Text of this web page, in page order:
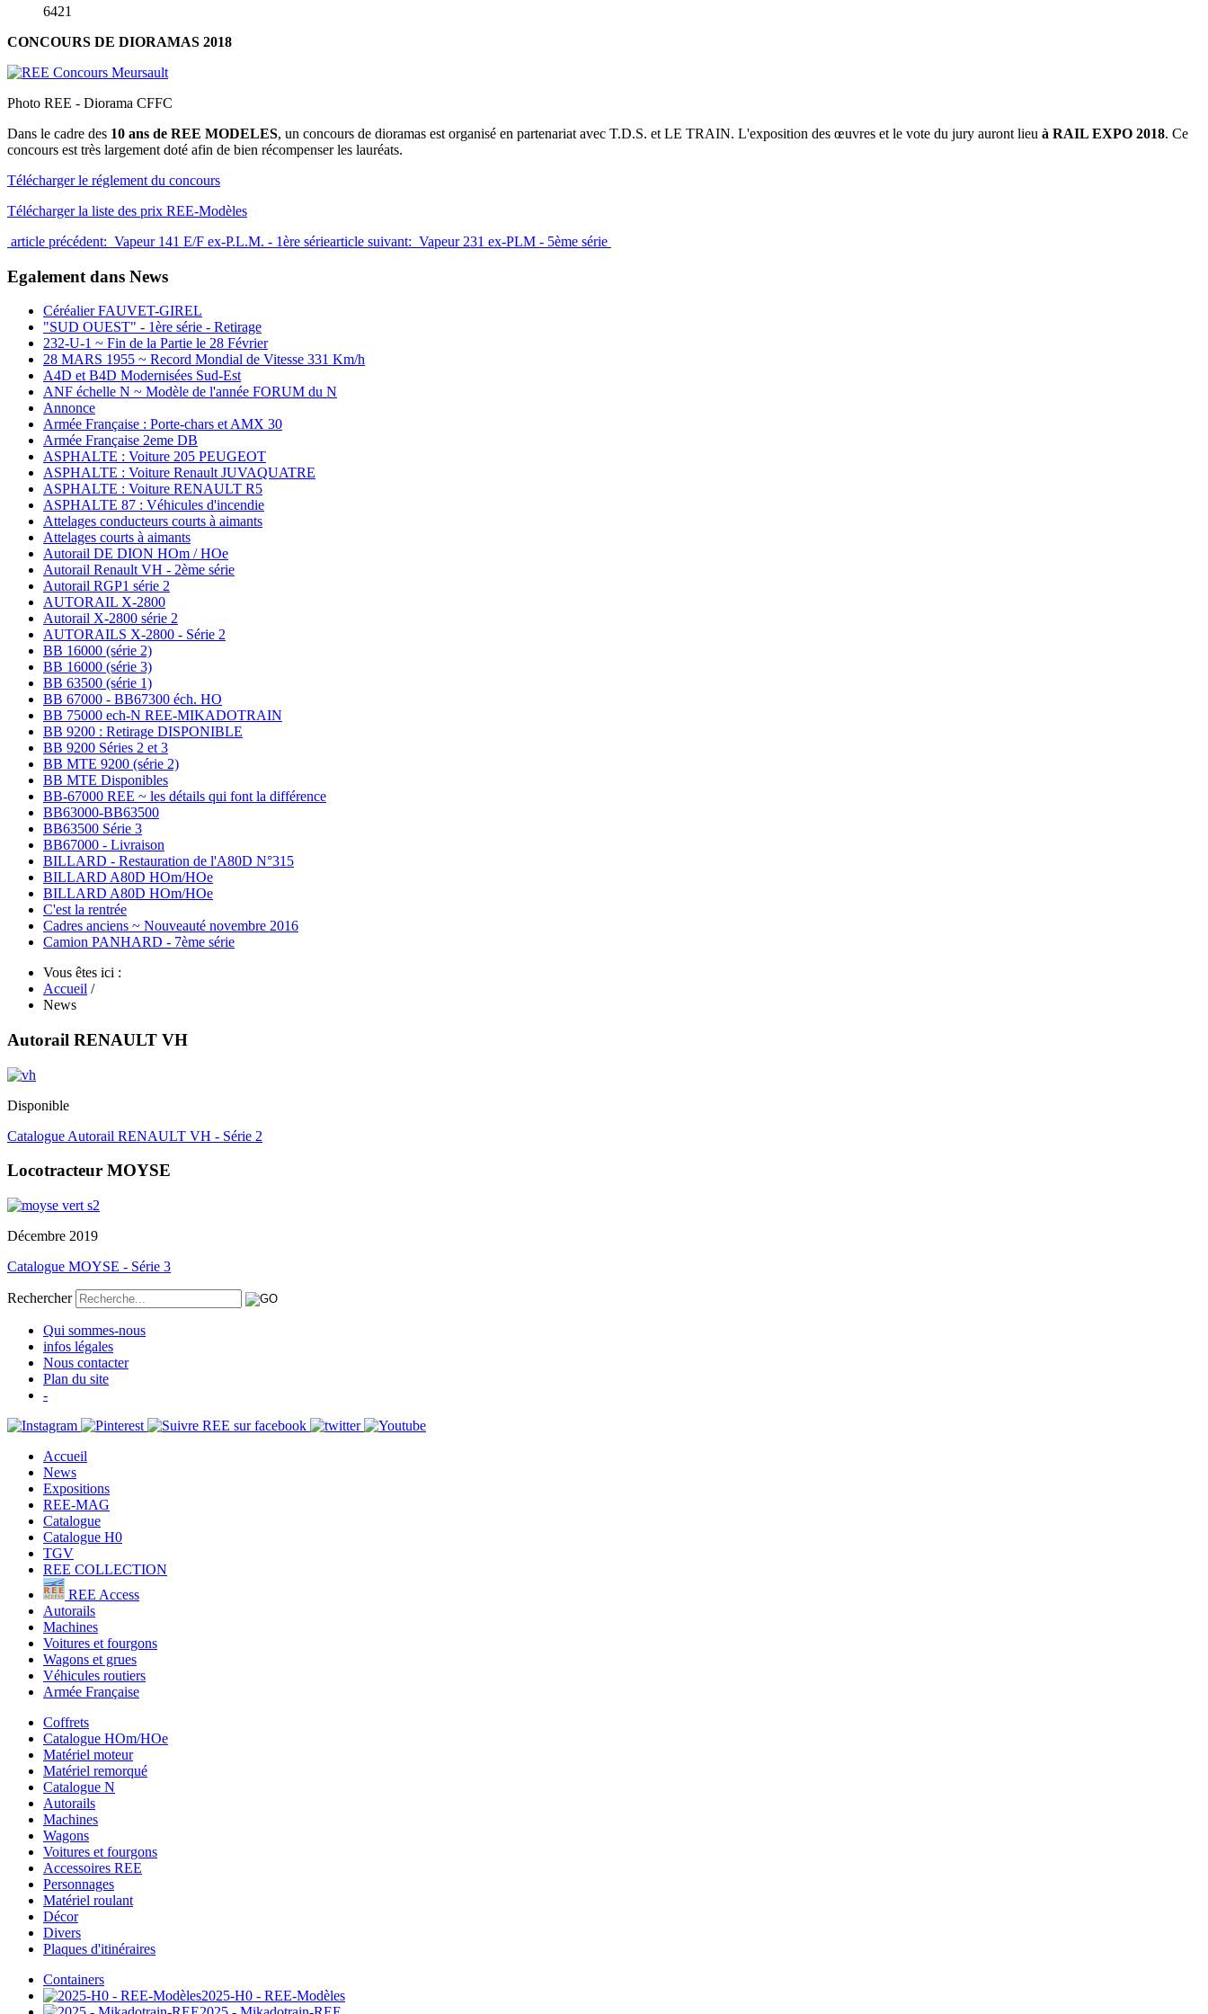
6421
CONCOURS DE DIORAMAS 2018
Photo REE - Diorama CFFC
Dans le cadre des 10 ans de REE MODELES, un concours de dioramas est organisé en partenariat avec T.D.S. et LE TRAIN. L'exposition des œuvres et le vote du jury auront lieu à RAIL EXPO 2018. Ce
concours est très largement doté afin de bien récompenser les lauréats.
Télécharger le réglement du concours
Télécharger la liste des prix REE-Modèles
article précédent: Vapeur 141 E/F ex-P.L.M. - 1ère sériearticle suivant: Vapeur 231 ex-PLM - 5ème série
Egalement dans News
Céréalier FAUVET-GIREL
"SUD OUEST" - 1ère série - Retirage
232-U-1 ~ Fin de la Partie le 28 Février
28 MARS 1955 ~ Record Mondial de Vitesse 331 Km/h
A4D et B4D Modernisées Sud-Est
ANF échelle N ~ Modèle de l'année FORUM du N
Annonce
Armée Française : Porte-chars et AMX 30
Armée Française 2eme DB
ASPHALTE : Voiture 205 PEUGEOT
ASPHALTE : Voiture Renault JUVAQUATRE
ASPHALTE : Voiture RENAULT R5
ASPHALTE 87 : Véhicules d'incendie
Attelages conducteurs courts à aimants
Attelages courts à aimants
Autorail DE DION HOm / HOe
Autorail Renault VH - 2ème série
Autorail RGP1 série 2
AUTORAIL X-2800
Autorail X-2800 série 2
AUTORAILS X-2800 - Série 2
BB 16000 (série 2)
BB 16000 (série 3)
BB 63500 (série 1)
BB 67000 - BB67300 éch. HO
BB 75000 ech-N REE-MIKADOTRAIN
BB 9200 : Retirage DISPONIBLE
BB 9200 Séries 2 et 3
BB MTE 9200 (série 2)
BB MTE Disponibles
BB-67000 REE ~ les détails qui font la différence
BB63000-BB63500
BB63500 Série 3
BB67000 - Livraison
BILLARD - Restauration de l'A80D N°315
BILLARD A80D HOm/HOe
BILLARD A80D HOm/HOe
C'est la rentrée
Cadres anciens ~ Nouveauté novembre 2016
Camion PANHARD - 7ème série
Vous êtes ici :
Accueil /
News
Autorail RENAULT VH
Disponible
Catalogue Autorail RENAULT VH - Série 2
Locotracteur MOYSE
Décembre 2019
Catalogue MOYSE - Série 3
Rechercher
Qui sommes-nous
infos légales
Nous contacter
Plan du site
-
Accueil
News
Expositions
REE-MAG
Catalogue
Catalogue H0
TGV
REE COLLECTION
REE Access
Autorails
Machines
Voitures et fourgons
Wagons et grues
Véhicules routiers
Armée Française
Coffrets
Catalogue HOm/HOe
Matériel moteur
Matériel remorqué
Catalogue N
Autorails
Machines
Wagons
Voitures et fourgons
Accessoires REE
Personnages
Matériel roulant
Décor
Divers
Plaques d'itinéraires
Containers
2025-H0 - REE-Modèles